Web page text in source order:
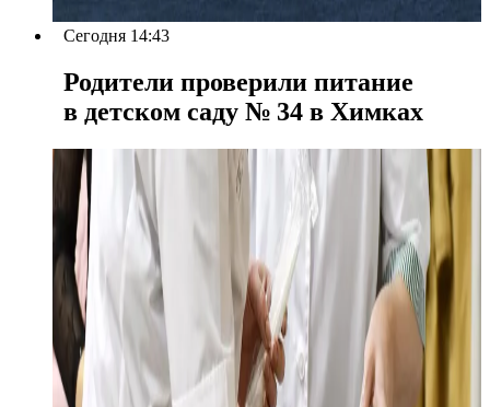
Сегодня 14:43
Родители проверили питание
в детском саду № 34 в Химках